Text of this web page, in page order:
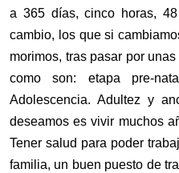
a 365 días, cinco horas,
cambio, los que si
morimos, tras pasar por
como son: etapa pre-
Adolescencia. Adultez y
deseamos es vivir muchos
Tener salud para poder
familia, un buen puesto de